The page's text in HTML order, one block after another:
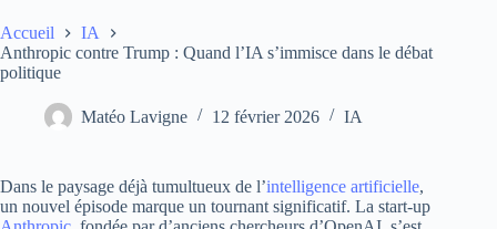
Accueil
IA
Anthropic contre Trump : Quand l’IA s’immisce dans le débat
politique
Matéo Lavigne 12 février 2026 IA
Dans le paysage déjà tumultueux de l’intelligence artificielle,
un nouvel épisode marque un tournant significatif. La start-up